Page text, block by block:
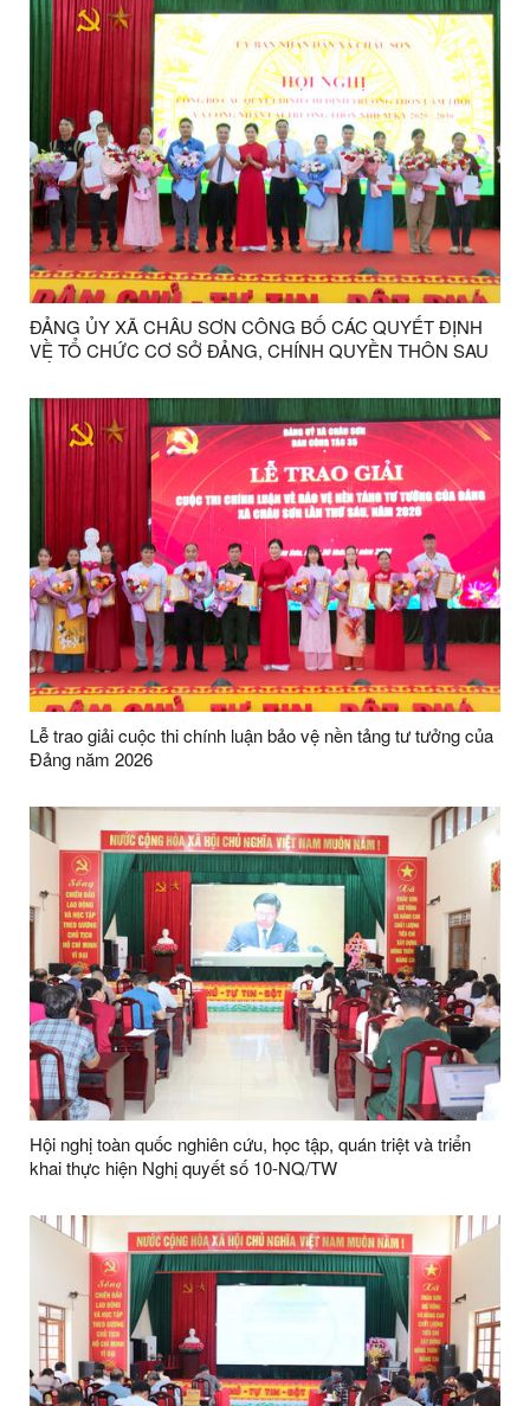
ĐẢNG ỦY XÃ CHÂU SƠN CÔNG BỐ CÁC QUYẾT ĐỊNH
VỀ TỔ CHỨC CƠ SỞ ĐẢNG, CHÍNH QUYỀN THÔN SAU
CÔNG TÁC
Lễ trao giải cuộc thi chính luận bảo vệ nền tảng tư tưởng của
Đảng năm 2026
Hội nghị toàn quốc nghiên cứu, học tập, quán triệt và triển
khai thực hiện Nghị quyết số 10-NQ/TW